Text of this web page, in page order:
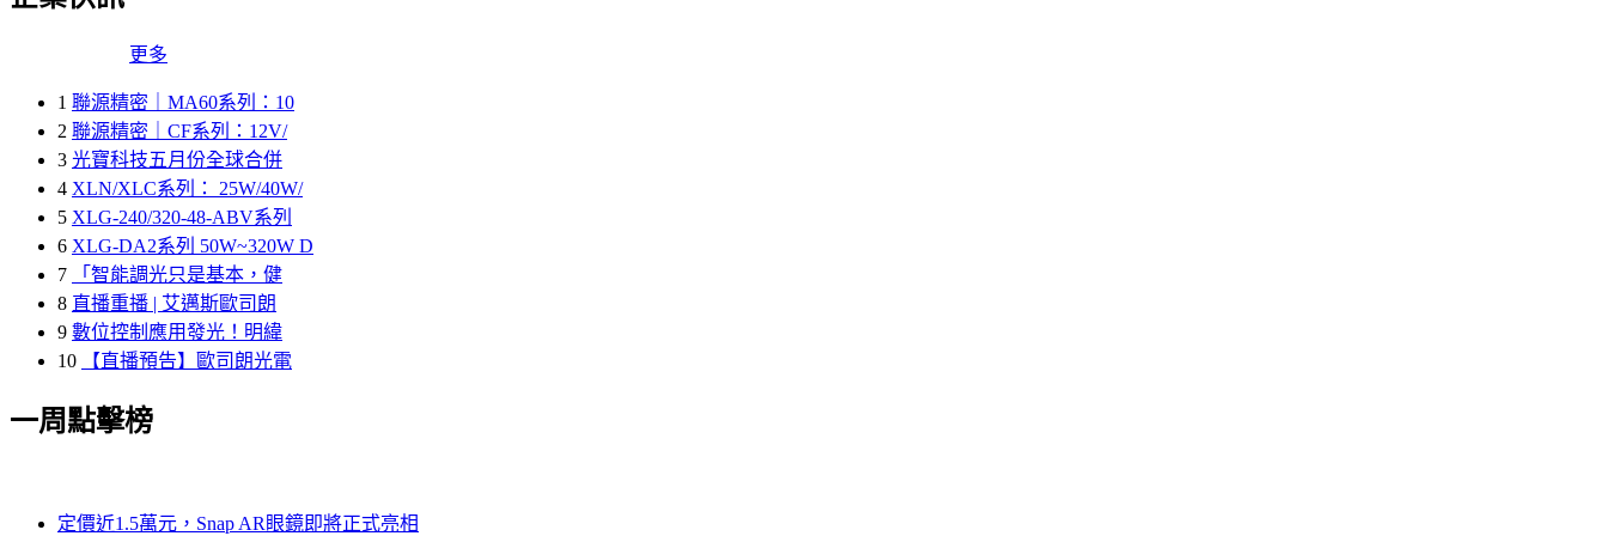
更多
1 聯源精密｜MA60系列：10
2 聯源精密｜CF系列：12V/
3 光寶科技五月份全球合併
4 XLN/XLC系列： 25W/40W/
5 XLG-240/320-48-ABV系列
6 XLG-DA2系列 50W~320W D
7
「智能調光只是基本，健
8 直播重播 | 艾邁斯歐司朗
9 數位控制應用發光！明緯
10
【直播預告】歐司朗光電
一周點擊榜
定價近1.5萬元，Snap AR眼鏡即將正式亮相